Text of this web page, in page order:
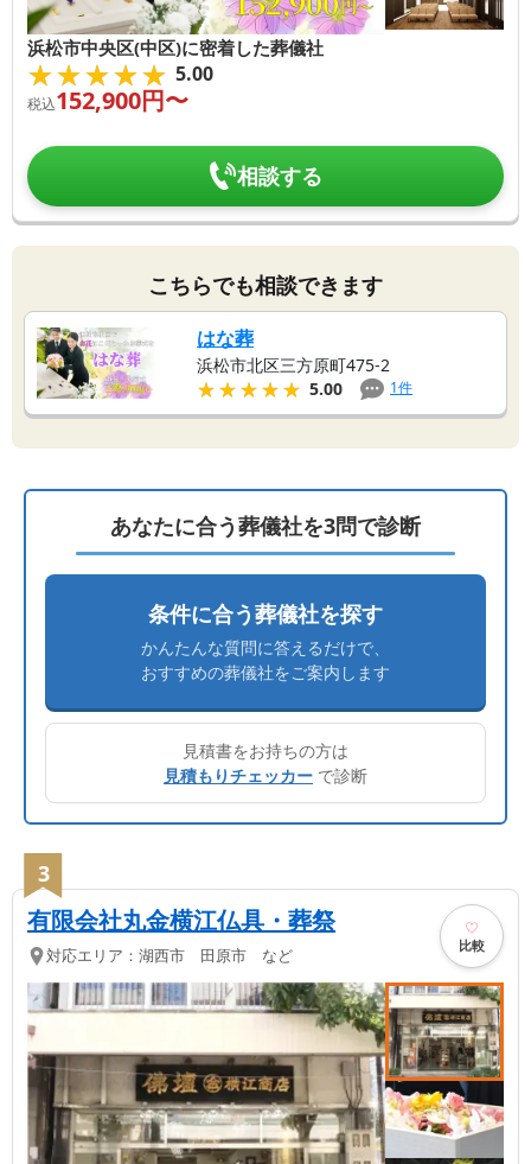
浜松市中央区(中区)に密着した葬儀社
★★★★★
★★★★★ 5.00
税込152,900円〜
相談する
こちらでも相談できます
はな葬
浜松市北区三方原町475-2
★★★★★
★★★★★ 5.00 1件
あなたに合う葬儀社を3問で診断
条件に合う葬儀社を探す
かんたんな質問に答えるだけで、
おすすめの葬儀社をご案内します
見積書をお持ちの方は
見積もりチェッカー で診断
3
有限会社丸金横江仏具・葬祭
対応エリア： 湖西市 田原市 など 比較